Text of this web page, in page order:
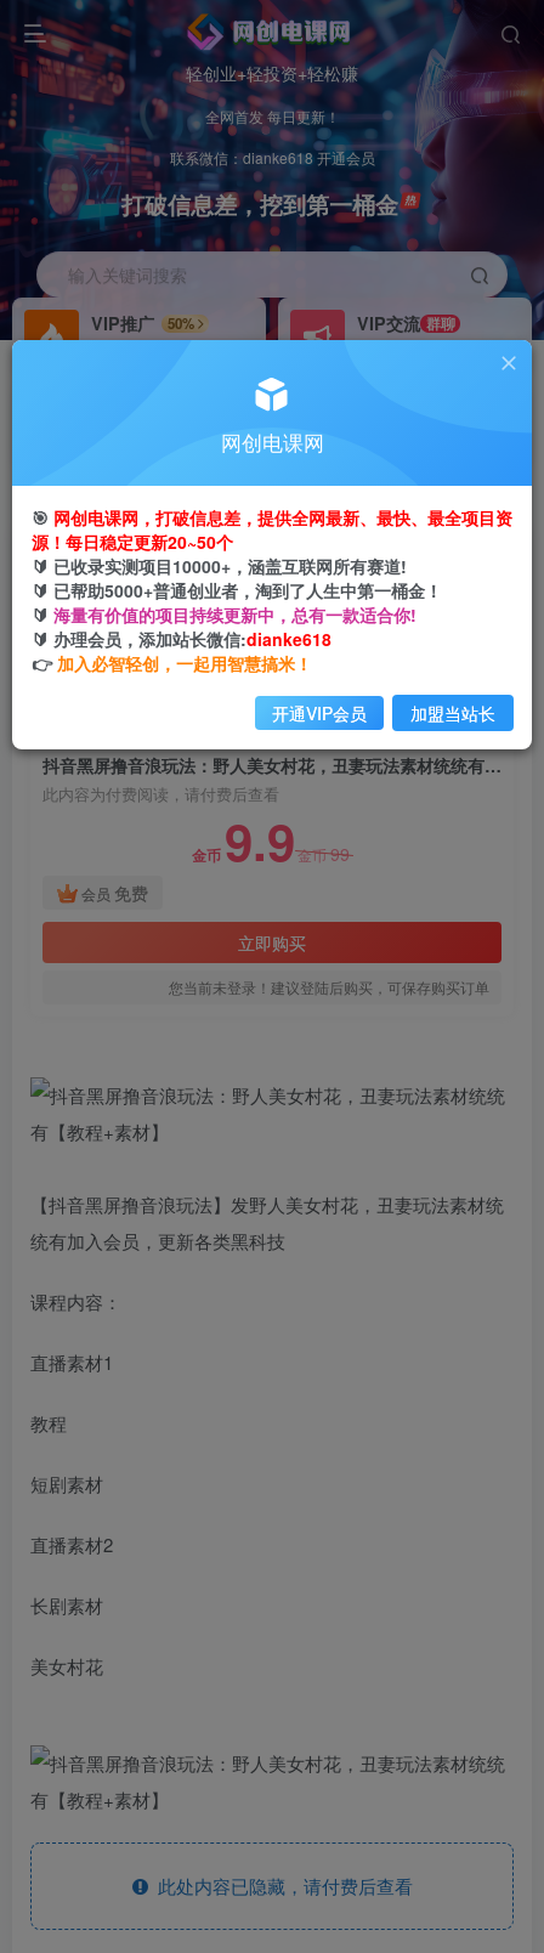
轻创业+轻投资+轻松赚
全网首发 每日更新！
联系微信：dianke618 开通会员
打破信息差，挖到第一桶金
输入关键词搜索
VIP推广
50%
VIP交流 群聊
研究探讨更多创业项目路子。
搭建同款网站，自己当老板
抖音黑屏撸音浪玩法：野人美女村花，丑妻玩法素
材统统有【教程+素材】
网创电课网
2年前发布
1149 195
抖音黑屏撸音浪玩法：野人美女村花，丑妻玩法素材统统有【教程+素材】
此内容为付费阅读，请付费后查看
金币 9.9金币99
会员 免费
立即购买
您当前未登录！建议登陆后购买，可保存购买订单
【抖音黑屏撸音浪玩法】发野人美女村花，丑妻玩法素材统
统有加入会员，更新各类黑科技
课程内容：
直播素材1
教程
短剧素材
直播素材2
长剧素材
美女村花
此处内容已隐藏，请付费后查看
网创电课网
🎯 网创电课网，打破信息差，提供全网最新、最快、最全项目资
源！每日稳定更新20~50个
🔰 已收录实测项目10000+，涵盖互联网所有赛道!
🔰 已帮助5000+普通创业者，淘到了人生中第一桶金！
🔰 海量有价值的项目持续更新中，总有一款适合你!
🔰 办理会员，添加站长微信:dianke618
👉 加入必智轻创，一起用智慧搞米！
开通VIP会员 加盟当站长